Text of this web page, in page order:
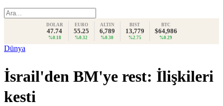
DOLAR
47.74
%0.18
EURO
55.25
%0.32
ALTIN
6,789
%0.30
BIST
13,779
%2.75
BTC
$64,986
%0.29
Dünya
İsrail'den BM'ye rest: İlişkileri
kesti